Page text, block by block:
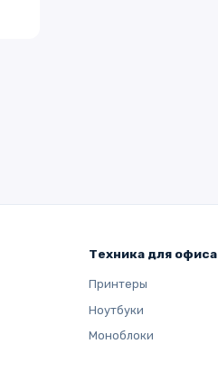
Техника для офиса
Принтеры
Ноутбуки
Моноблоки